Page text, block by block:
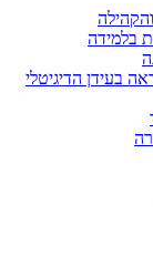
בלמידה
בעידן הדיגיטלי